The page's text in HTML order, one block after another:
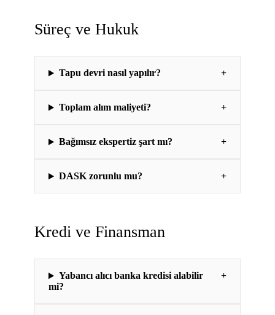
Süreç ve Hukuk
Tapu devri nasıl yapılır? +
Toplam alım maliyeti? +
Bağımsız ekspertiz şart mı? +
DASK zorunlu mu? +
Kredi ve Finansman
Yabancı alıcı banka kredisi alabilir
mi?
+